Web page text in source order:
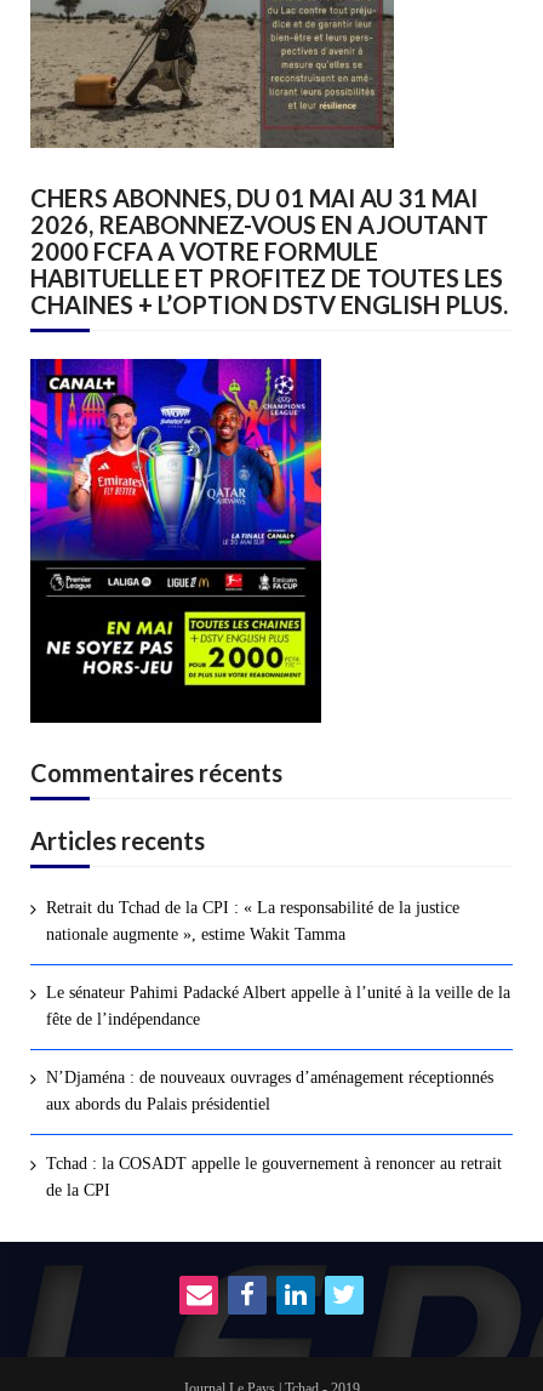
CHERS ABONNES, DU 01 MAI AU 31 MAI
2026, REABONNEZ-VOUS EN AJOUTANT
2000 FCFA A VOTRE FORMULE
HABITUELLE ET PROFITEZ DE TOUTES LES
CHAINES + L’OPTION DSTV ENGLISH PLUS.
Commentaires récents
Articles recents
Retrait du Tchad de la CPI : « La responsabilité de la justice
nationale augmente », estime Wakit Tamma
Le sénateur Pahimi Padacké Albert appelle à l’unité à la veille de la
fête de l’indépendance
N’Djaména : de nouveaux ouvrages d’aménagement réceptionnés
aux abords du Palais présidentiel
Tchad : la COSADT appelle le gouvernement à renoncer au retrait
de la CPI